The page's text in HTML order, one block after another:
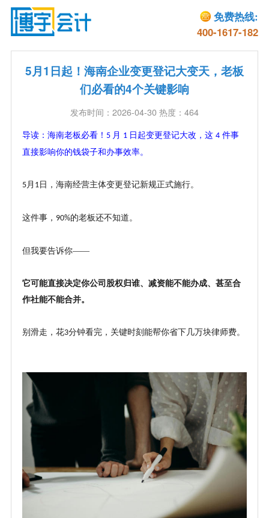
免费热线:
400-1617-182
5月1日起！海南企业变更登记大变天，老板
们必看的4个关键影响
发布时间：2026-04-30 热度：464
导读： 海南老板必看！ 5 月 1 日起变更登记大改，这 4 件事
直接影响你的钱袋子和办事效率。
5月 1日，海南经营主体变更登记新规正式施行。
这件事， 90%的老板还不知道。
但我要告诉你——
它可能直接决定你公司股权归谁、减资能不能办成、甚至合
作社能不能合并。
别滑走，花3分钟看完，关键时刻能帮你省下几万块律师费。